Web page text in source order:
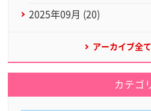
2025年09月 (20)
アーカイブ全
カテゴ